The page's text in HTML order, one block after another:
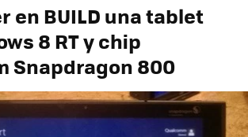
en BUILD una tablet
8 RT y chip
Snapdragon 800